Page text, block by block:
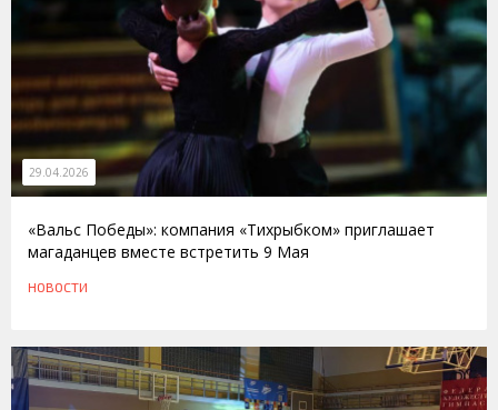
29.04.2026
«Вальс Победы»: компания «Тихрыбком» приглашает
магаданцев вместе встретить 9 Мая
НОВОСТИ